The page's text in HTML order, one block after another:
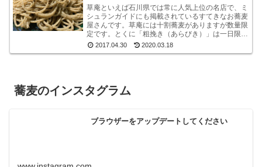
草庵といえば石川県では常に人気上位の名店で、ミ
シュランガイドにも掲載されているすてきなお蕎麦
屋さんです。草庵には十割蕎麦がありますが数量限
定です。とくに「粗挽き（あらびき）」は一日限定
１０食というレアな十割蕎麦です。もしも、十割粗
挽きがオー...
2017.04.30 2020.03.18
蕎麦のインスタグラム
ブラウザーをアップデートしてください